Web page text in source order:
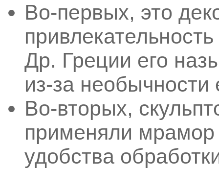
Во-первых, это
Др. Греции его
из-за необычности
Во-вторых,
применяли мрамор
удобства